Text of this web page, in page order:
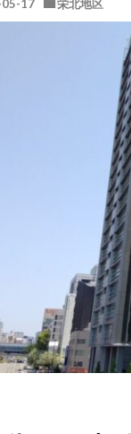
17 栄北地区